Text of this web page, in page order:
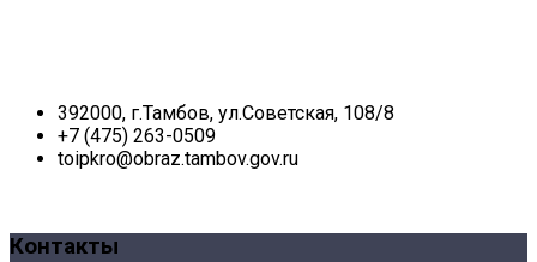
392000, г.Тамбов, ул.Советская, 108/8
+7 (475) 263-0509
toipkro@obraz.tambov.gov.ru
Контакты